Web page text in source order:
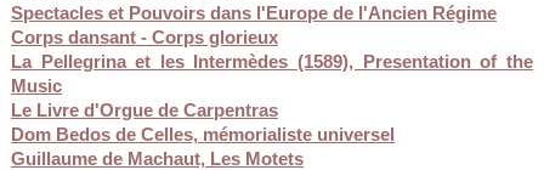
Spectacles et Pouvoirs dans l'Europe de l'Ancien Régime
Corps dansant - Corps glorieux
La Pellegrina et les Intermèdes (1589), Presentation of the
Music
Le Livre d'Orgue de Carpentras
Dom Bedos de Celles, mémorialiste universel
Guillaume de Machaut, Les Motets